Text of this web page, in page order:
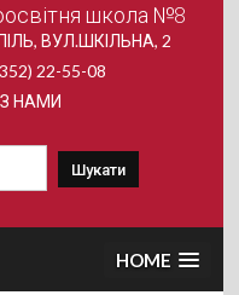
школа №8
ВУЛ.ШКІЛЬНА, 2
22-55-08
НАМИ
HOME